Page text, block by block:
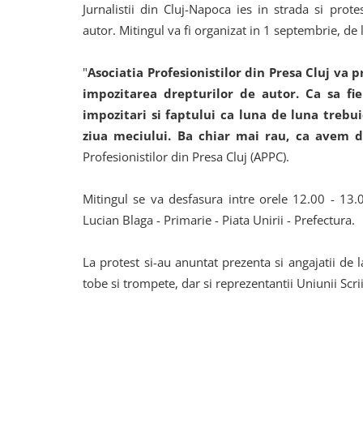
Jurnalistii din Cluj-Napoca ies in strada si
autor. Mitingul va fi organizat in 1 septembrie, de
"Asociatia Profesionistilor din Presa Cluj
impozitarea drepturilor de autor. Ca sa
impozitari si faptului ca luna de luna
ziua meciului. Ba chiar mai rau, ca avem
Profesionistilor din Presa Cluj (APPC).
Mitingul se va desfasura intre orele 12.00 -
Lucian Blaga - Primarie - Piata Unirii - Prefectura.
La protest si-au anuntat prezenta si angajatii
tobe si trompete, dar si reprezentantii Uniunii